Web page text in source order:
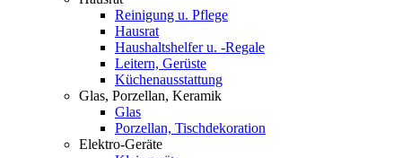
Reinigung u. Pflege
Hausrat
Haushaltshelfer u. -Regale
Leitern, Gerüste
Küchenausstattung
Glas, Porzellan, Keramik
Glas
Porzellan, Tischdekoration
Elektro-Geräte